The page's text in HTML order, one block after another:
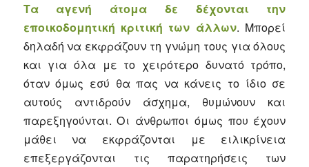
Τα αγενή άτομα δε δέχονται την
εποικοδομητική κριτική των άλλων. Μπορεί
δηλαδή να εκφράζουν τη γνώμη τους για όλους
και για όλα με το χειρότερο δυνατό τρόπο,
όταν όμως εσύ θα πας να κάνεις το ίδιο σε
αυτούς αντιδρούν άσχημα, θυμώνουν και
παρεξηγούνται. Οι άνθρωποι όμως που έχουν
μάθει να εκφράζονται με ειλικρίνεια
επεξεργάζονται τις παρατηρήσεις των